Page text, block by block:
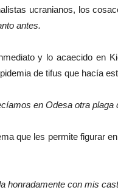
ucranianos, los
antes.
y lo acaecido en
de tifus que hacía
en Odesa otra
que les permite figurar
honradamente con mis